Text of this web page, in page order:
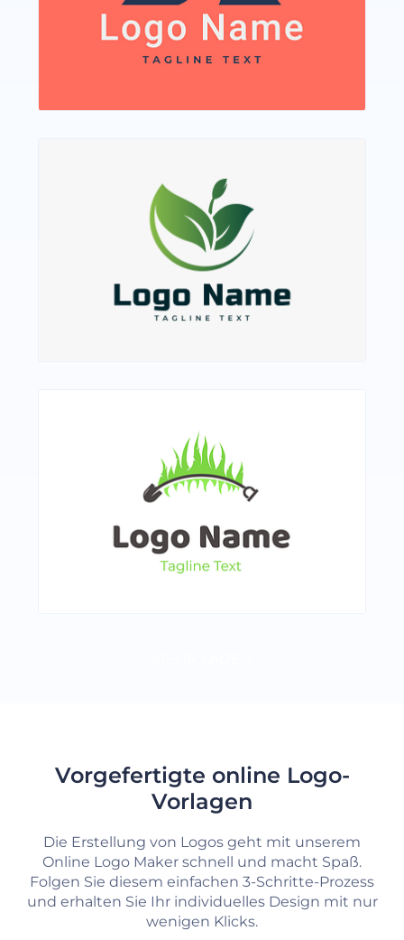
Vorgefertigte online Logo-
Vorlagen
Die Erstellung von Logos geht mit unserem
Online Logo Maker schnell und macht Spaß.
Folgen Sie diesem einfachen 3-Schritte-Prozess
und erhalten Sie Ihr individuelles Design mit nur
wenigen Klicks.